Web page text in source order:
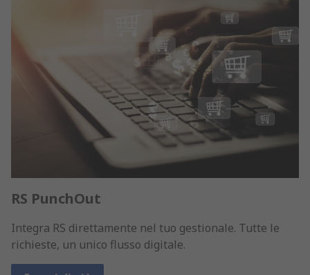
RS PunchOut
Integra RS direttamente nel tuo gestionale. Tutte le
richieste, un unico flusso digitale.